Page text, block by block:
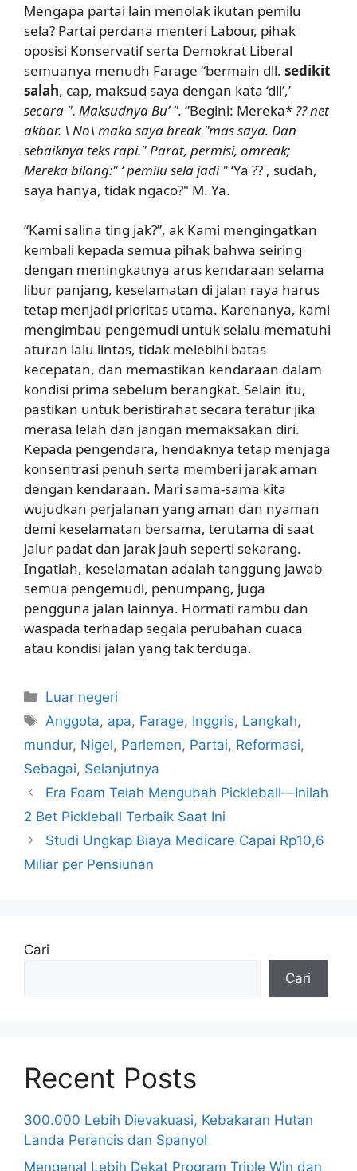
Mengapa partai lain menolak ikutan pemilu
sela? Partai perdana menteri Labour, pihak
oposisi Konservatif serta Demokrat Liberal
semuanya menudh Farage “bermain dll. sedikit
salah, cap, maksud saya dengan kata ‘dll’,’
secara ". Maksudnya Bu’ ". ”Begini: Mereka* ?? net
akbar. \ No\ maka saya break "mas saya. Dan
sebaiknya teks rapi." Parat, permisi, omreak;
Mereka bilang:" ‘ pemilu sela jadi "‘Ya ?? , sudah,
saya hanya, tidak ngaco?" M. Ya.
“Kami salina ting jak?”, ak Kami mengingatkan
kembali kepada semua pihak bahwa seiring
dengan meningkatnya arus kendaraan selama
libur panjang, keselamatan di jalan raya harus
tetap menjadi prioritas utama. Karenanya, kami
mengimbau pengemudi untuk selalu mematuhi
aturan lalu lintas, tidak melebihi batas
kecepatan, dan memastikan kendaraan dalam
kondisi prima sebelum berangkat. Selain itu,
pastikan untuk beristirahat secara teratur jika
merasa lelah dan jangan memaksakan diri.
Kepada pengendara, hendaknya tetap menjaga
konsentrasi penuh serta memberi jarak aman
dengan kendaraan. Mari sama-sama kita
wujudkan perjalanan yang aman dan nyaman
demi keselamatan bersama, terutama di saat
jalur padat dan jarak jauh seperti sekarang.
Ingatlah, keselamatan adalah tanggung jawab
semua pengemudi, penumpang, juga
pengguna jalan lainnya. Hormati rambu dan
waspada terhadap segala perubahan cuaca
atau kondisi jalan yang tak terduga.
Kategori
Luar negeri
Tag
Anggota, apa, Farage, Inggris, Langkah,
mundur, Nigel, Parlemen, Partai, Reformasi,
Sebagai, Selanjutnya
Era Foam Telah Mengubah Pickleball—Inilah
2 Bet Pickleball Terbaik Saat Ini
Studi Ungkap Biaya Medicare Capai Rp10,6
Miliar per Pensiunan
Cari
Cari
Recent Posts
300.000 Lebih Dievakuasi, Kebakaran Hutan
Landa Perancis dan Spanyol
Mengenal Lebih Dekat Program Triple Win dan